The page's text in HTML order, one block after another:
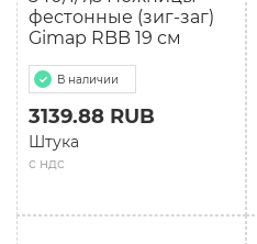
фестонные (зиг-заг)
Gimap RBB 19 см
В наличии
с ндс
3139.88 RUB
Штука